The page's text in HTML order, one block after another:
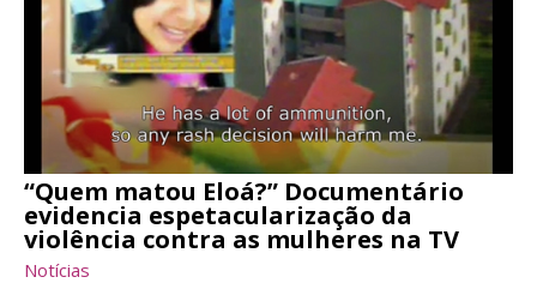
“Quem matou Eloá?” Documentário
evidencia espetacularização da
violência contra as mulheres na TV
Notícias